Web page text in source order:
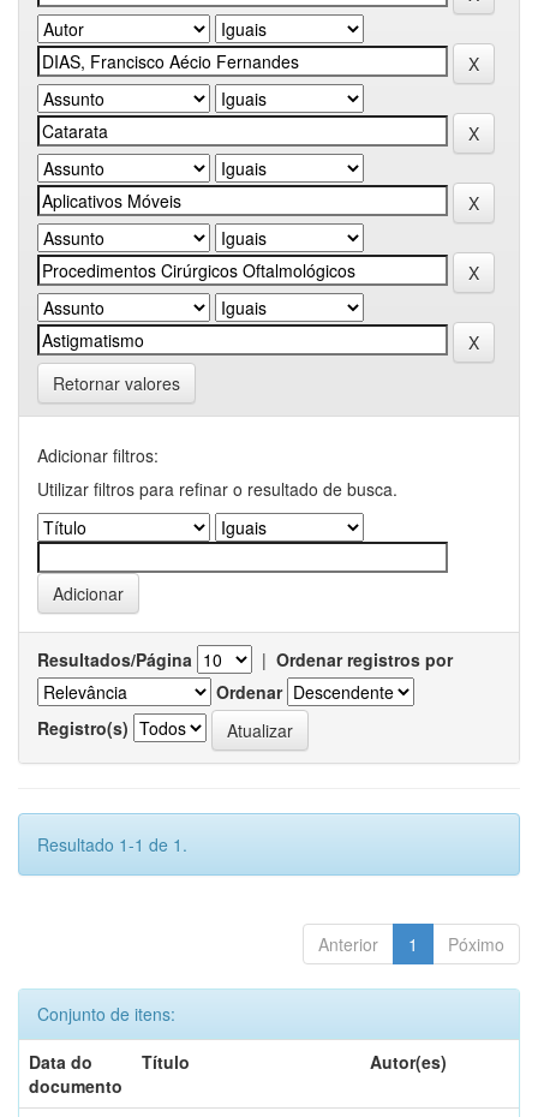
Retornar valores
Adicionar filtros:
Utilizar filtros para refinar o resultado de busca.
Resultados/Página | Ordenar registros por
Ordenar
Registro(s)
Resultado 1-1 de 1.
Anterior 1 Póximo
Conjunto de itens:
Data do
documento
Título Autor(es)